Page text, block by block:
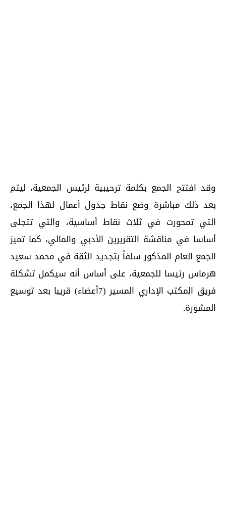
وقد افتتح الجمع بكلمة ترحيبية لرئيس الجمعية، ليتم
بعد ذلك مباشرة وضع نقاط جدول أعمال لهذا الجمع،
التي تمحورت في ثلاث نقاط أساسية، والتي تتجلى
أساسا في مناقشة التقريرين الأدبي والمالي، كما تميز
الجمع العام المذكور سلفاً بتجديد الثقة في محمد سعيد
هرماس رئيسا للجمعية، على أساس أنه سيكمل تشكلة
فريق المكتب الإداري المسير (7أعضاء) قريبا بعد توسيع
المشورة.